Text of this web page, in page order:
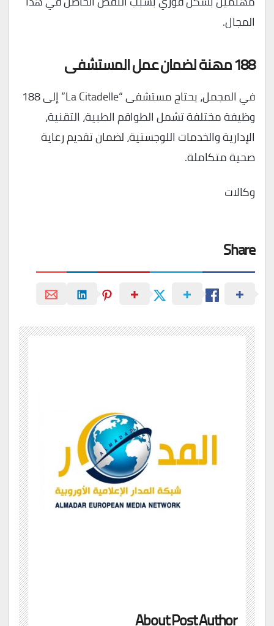
المجال.
188 مهنة لضمان عمل المستشفى
في المجمل، يحتاج مستشفى “La Citadelle” إلى 188
وظيفة مختلفة تشمل الطواقم الطبية، التقنية،
الإدارية والخدمات اللوجستية، لضمان تقديم رعاية
صحية متكاملة.
وكالات
Share
About Post Author